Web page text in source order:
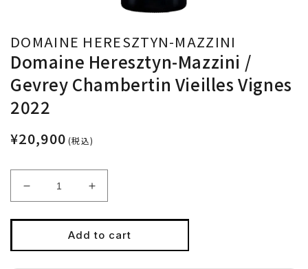
DOMAINE HERESZTYN-MAZZINI
Domaine Heresztyn-Mazzini /
Gevrey Chambertin Vieilles Vignes
2022
¥20,900 (税込)
Decrease
quantity
for
Domaine
Heresztyn-
Increase
quantity
for
Domaine
Heresztyn-
Add to cart